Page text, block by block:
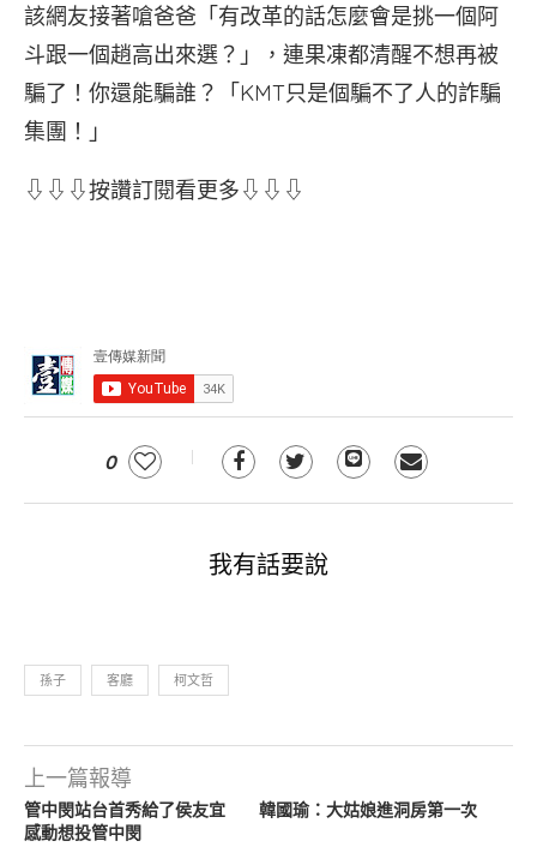
該網友接著嗆爸爸「有改革的話怎麼會是挑一個阿
斗跟一個趙高出來選？」，連果凍都清醒不想再被
騙了！你還能騙誰？「KMT只是個騙不了人的詐騙
集團！」
⇩⇩⇩按讚訂閱看更多⇩⇩⇩
0
我有話要說
孫子 客廳 柯文哲
上一篇報導
管中閔站台首秀給了侯友宜 韓國瑜：大姑娘進洞房第一次
感動想投管中閔